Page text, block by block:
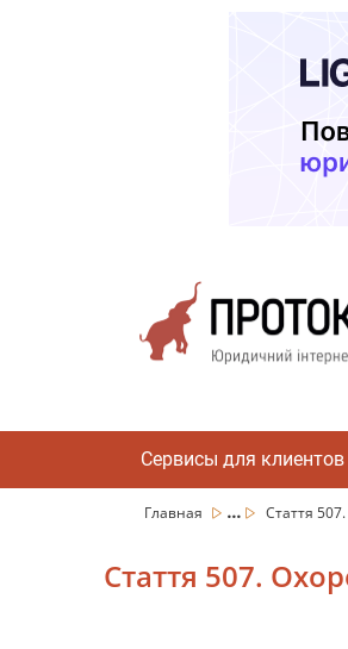
Сервисы для клиентов
Главная ... Стаття
Стаття 507.